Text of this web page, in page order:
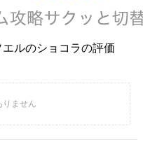
エルのショコラの評価